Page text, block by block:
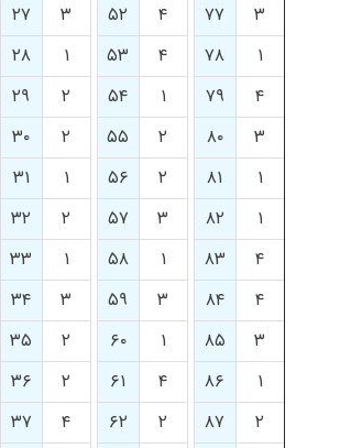
۳
۷۷ ۴ ۵۲ ۳ ۲۷
۱
۷۸ ۴ ۵۳ ۱ ۲۸
۴
۷۹ ۱ ۵۴ ۲ ۲۹
۳
۸۰ ۲ ۵۵ ۲ ۳۰
۱
۸۱ ۲ ۵۶ ۱ ۳۱
۱
۸۲ ۳ ۵۷ ۲ ۳۲
۴
۸۳ ۱ ۵۸ ۱ ۳۳
۴
۸۴ ۳ ۵۹ ۳ ۳۴
۳
۸۵ ۱ ۶۰ ۲ ۳۵
۱
۸۶ ۴ ۶۱ ۲ ۳۶
۲
۸۷ ۲ ۶۲ ۴ ۳۷